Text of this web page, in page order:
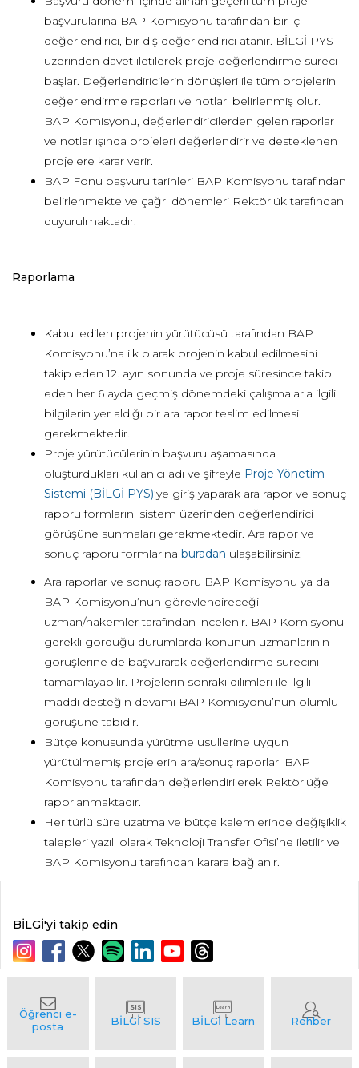
başvurularına BAP Komisyonu tarafından bir iç
değerlendirici, bir dış değerlendirici atanır. BİLGİ PYS
üzerinden davet iletilerek proje değerlendirme süreci
başlar. Değerlendiricilerin dönüşleri ile tüm projelerin
değerlendirme raporları ve notları belirlenmiş olur.
BAP Komisyonu, değerlendiricilerden gelen raporlar
ve notlar ışında projeleri değerlendirir ve desteklenen
projelere karar verir.
BAP Fonu başvuru tarihleri BAP Komisyonu tarafından
belirlenmekte ve çağrı dönemleri Rektörlük tarafından
duyurulmaktadır.
Raporlama
Kabul edilen projenin yürütücüsü tarafından BAP
Komisyonu’na ilk olarak projenin kabul edilmesini
takip eden 12. ayın sonunda ve proje süresince takip
eden her 6 ayda geçmiş dönemdeki çalışmalarla ilgili
bilgilerin yer aldığı bir ara rapor teslim edilmesi
gerekmektedir.
Proje yürütücülerinin başvuru aşamasında
oluşturdukları kullanıcı adı ve şifreyle Proje Yönetim
Sistemi (BİLGİ PYS)’ye giriş yaparak ara rapor ve sonuç
raporu formlarını sistem üzerinden değerlendirici
görüşüne sunmaları gerekmektedir. Ara rapor ve
sonuç raporu formlarına buradan ulaşabilirsiniz.
Ara raporlar ve sonuç raporu BAP Komisyonu ya da
BAP Komisyonu’nun görevlendireceği
uzman/hakemler tarafından incelenir. BAP Komisyonu
gerekli gördüğü durumlarda konunun uzmanlarının
görüşlerine de başvurarak değerlendirme sürecini
tamamlayabilir. Projelerin sonraki dilimleri ile ilgili
maddi desteğin devamı BAP Komisyonu’nun olumlu
görüşüne tabidir.
Bütçe konusunda yürütme usullerine uygun
yürütülmemiş projelerin ara/sonuç raporları BAP
Komisyonu tarafından değerlendirilerek Rektörlüğe
raporlanmaktadır.
Her türlü süre uzatma ve bütçe kalemlerinde değişiklik
talepleri yazılı olarak Teknoloji Transfer Ofisi’ne iletilir ve
BAP Komisyonu tarafından karara bağlanır.
BİLGİ'yi takip edin